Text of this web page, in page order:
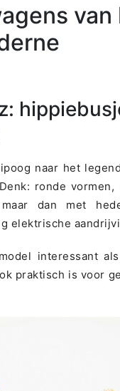
van
naar het
ronde vormen,
dan met
elektrische
interessant
praktisch is voor